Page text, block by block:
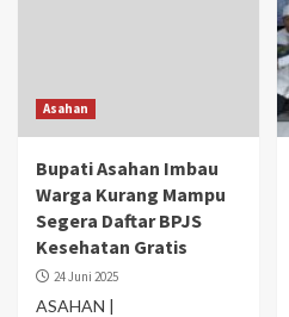
Asahan
Bupati Asahan Imbau
Warga Kurang Mampu
Segera Daftar BPJS
Kesehatan Gratis
24 Juni 2025
ASAHAN |